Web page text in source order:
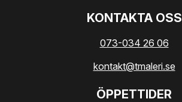
KONTAKTA OSS
073-034 26 06
kontakt@tmaleri.se
ÖPPETTIDER